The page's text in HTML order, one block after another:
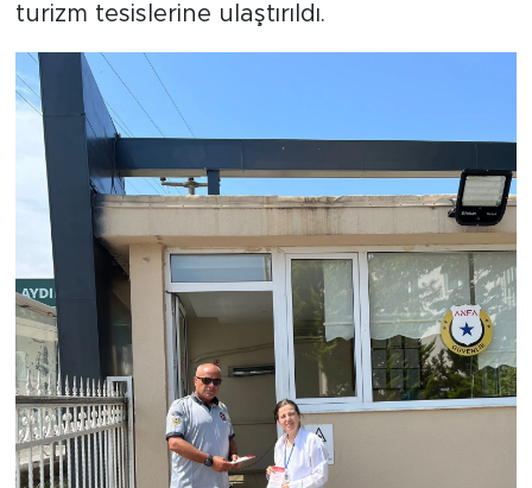
turizm tesislerine ulaştırıldı.